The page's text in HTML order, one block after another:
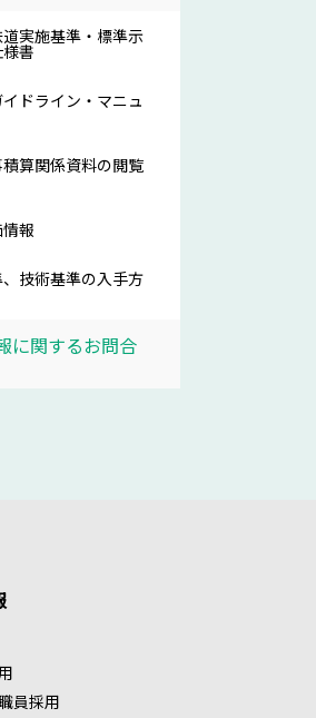
実施基準・標準示
書
ドライン・マニュ
算関係資料の閲覧
報
技術基準の入手方
に関するお問合
員採用